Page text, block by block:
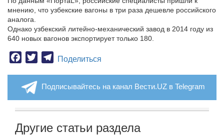
мнению, что узбекские вагоны в три раза дешевле российского
аналога.
Однако узбекский литейно-механический завод в 2014 году из
640 новых вагонов экспортирует только 180.
Facebook
TwitterTelegram
Поделиться
Подписывайтесь на канал Вести.UZ в Telegram
Другие статьи раздела